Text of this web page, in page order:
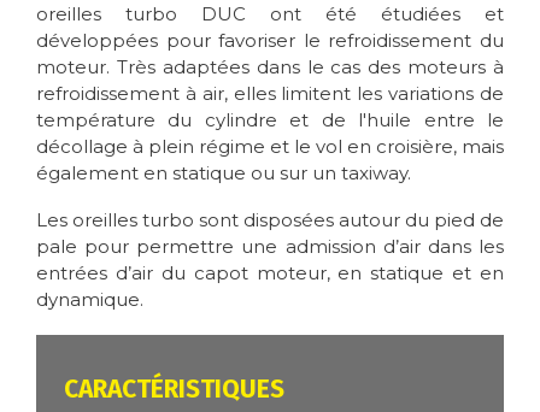
oreilles turbo DUC ont été étudiées et
développées pour favoriser le refroidissement du
moteur. Très adaptées dans le cas des moteurs à
refroidissement à air, elles limitent les variations de
température du cylindre et de l'huile entre le
décollage à plein régime et le vol en croisière, mais
également en statique ou sur un taxiway.
Les oreilles turbo sont disposées autour du pied de
pale pour permettre une admission d’air dans les
entrées d’air du capot moteur, en statique et en
dynamique.
CARACTÉRISTIQUES